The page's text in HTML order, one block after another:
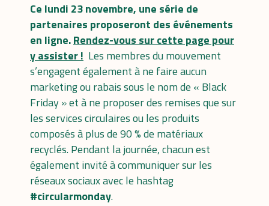
Ce lundi 23 novembre, une série de
partenaires proposeront des événements
en ligne.Rendez-vous sur cette page pour
y assister ! Les membres du mouvement
s’engagent également à ne faire aucun
marketing ou rabais sous le nom de « Black
Friday » et à ne proposer des remises que sur
les services circulaires ou les produits
composés à plus de 90 % de matériaux
recyclés. Pendant la journée, chacun est
également invité à communiquer sur les
réseaux sociaux avec le hashtag
#circularmonday.